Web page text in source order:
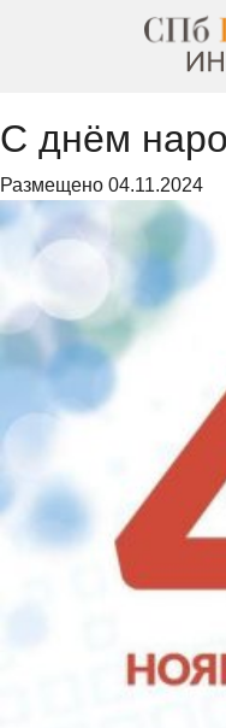
С днём
Размещено 04.11.2024